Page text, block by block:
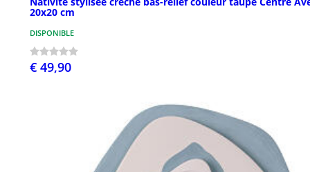
20x20 cm
DISPONIBLE
€ 49,90